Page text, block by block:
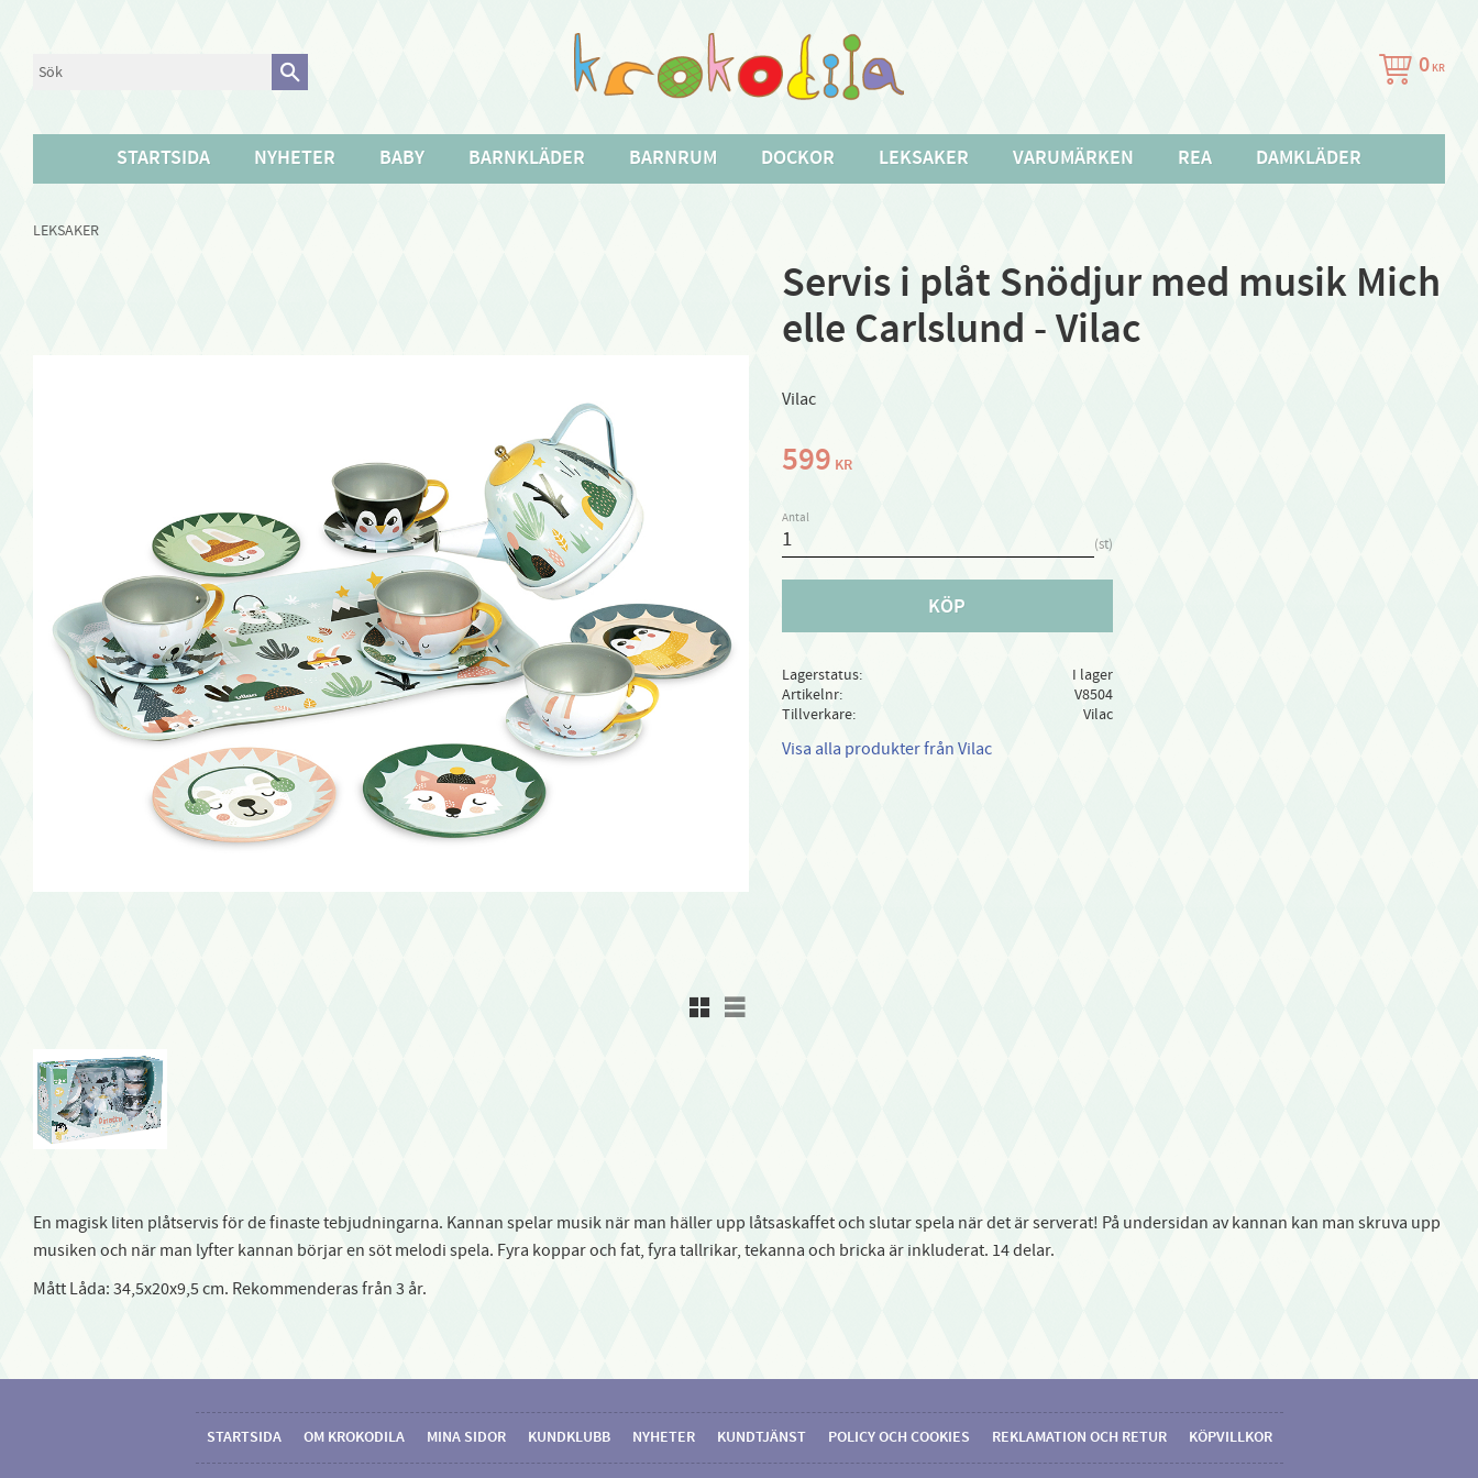
0 KR
STARTSIDA NYHETER BABY BARNKLÄDER BARNRUM DOCKOR LEKSAKER VARUMÄRKEN REA DAMKLÄDER
LEKSAKER
Servis i plåt Snödjur med musik Mich
elle Carlslund - Vilac
Vilac
Rutnätsvy
Listvy
599 KR
Antal
st
KÖP
Lagerstatus
I lager
Artikelnr
V8504
Tillverkare
Vilac
Visa alla produkter från Vilac
En magisk liten plåtservis för de finaste tebjudningarna. Kannan spelar musik när man häller upp låtsaskaffet och slutar spela när det är serverat! På undersidan av kannan kan man skruva upp
musiken och när man lyfter kannan börjar en söt melodi spela. Fyra koppar och fat, fyra tallrikar, tekanna och bricka är inkluderat. 14 delar.
Mått Låda: 34,5x20x9,5 cm. Rekommenderas från 3 år.
STARTSIDA OM KROKODILA MINA SIDOR KUNDKLUBB NYHETER KUNDTJÄNST POLICY OCH COOKIES REKLAMATION OCH RETUR KÖPVILLKOR